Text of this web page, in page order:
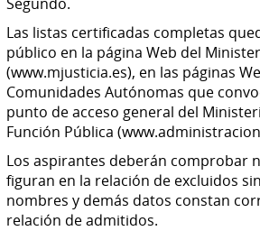
Las listas certificadas completas
público en la página Web del
(www.mjusticia.es), en las páginas
Comunidades Autónomas que
punto de acceso general del
Función Pública
Los aspirantes deberán comprobar
figuran en la relación de excluidos
nombres y demás datos constan
relación de admitidos.